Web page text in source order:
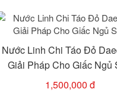
Nước Linh Chi Táo Đỏ
Giải Pháp Cho Giấc Ngủ
1,500,000 đ